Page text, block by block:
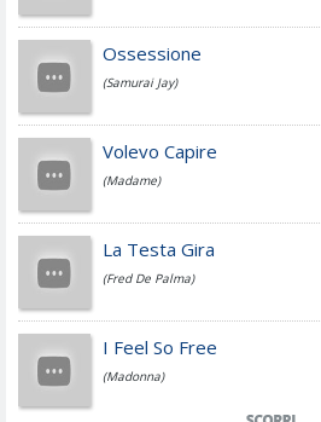
Cesare Cremonini
Jovanotti
Fedez
Simone Cristicchi
Ossessione
(Samurai Jay)
Volevo Capire
(Madame)
La Testa Gira
(Fred De Palma)
I Feel So Free
(Madonna)